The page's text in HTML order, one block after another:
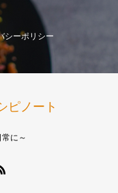
シーポリシー
ピノート
に～